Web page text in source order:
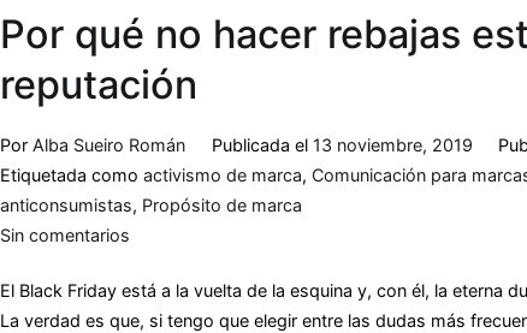
Por qué no hacer rebajas
reputación
Por Alba Sueiro Román Publicada el 13 noviembre, 2019
Etiquetada como activismo de marca, Comunicación para
anticonsumistas, Propósito de marca
Sin comentarios
El Black Friday está a la vuelta de la esquina y, con él, la eterna
La verdad es que, si tengo que elegir entre las dudas más